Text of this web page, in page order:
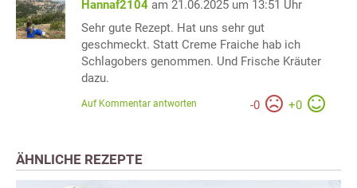
Hannaf2104 am 21.06.2025 um 13:51 Uhr
Sehr gute Rezept. Hat uns sehr gut
geschmeckt. Statt Creme Fraiche hab ich
Schlagobers genommen. Und Frische Kräuter
dazu.
-0 +0
Auf Kommentar antworten
ÄHNLICHE REZEPTE